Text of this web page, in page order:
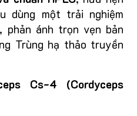
dùng một trải nghiệm
phản ánh trọn vẹn bản
Trùng hạ thảo truyền
Cs-4 (Cordyceps